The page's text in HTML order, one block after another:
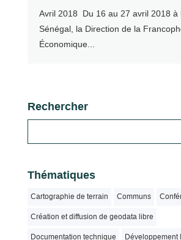
Avril 2018 Du 16 au 27 avril 2018 à
Sénégal, la Direction de la
Économique...
Rechercher
Thématiques
Cartographie de terrain Communs
Création et diffusion de geodata libre
Documentation technique Développement